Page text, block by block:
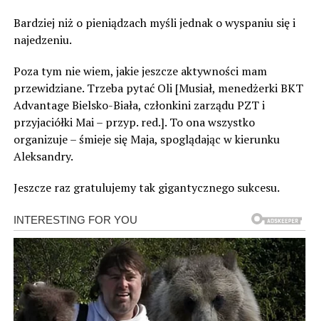
Bardziej niż o pieniądzach myśli jednak o wyspaniu się i
najedzeniu.
Poza tym nie wiem, jakie jeszcze aktywności mam
przewidziane. Trzeba pytać Oli [Musiał, menedżerki BKT
Advantage Bielsko-Biała, członkini zarządu PZT i
przyjaciółki Mai – przyp. red.]. To ona wszystko
organizuje – śmieje się Maja, spoglądając w kierunku
Aleksandry.
Jeszcze raz gratulujemy tak gigantycznego sukcesu.